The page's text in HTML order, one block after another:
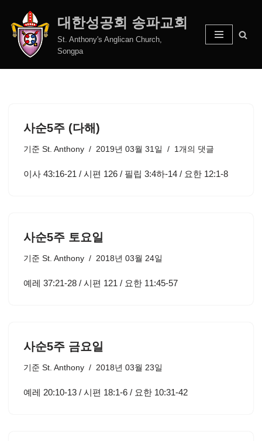
콘
대한성공회 송파교회
St. Anthony's Anglican Church,
Songpa
사순5주 (다해)
기준 St. Anthony 2019년 03월 31일 1개의 댓글
이사 43:16-21 / 시편 126 / 필립 3:4하-14 / 요한 12:1-8
사순5주 토요일
기준 St. Anthony 2018년 03월 24일
예레 37:21-28 / 시편 121 / 요한 11:45-57
사순5주 금요일
기준 St. Anthony 2018년 03월 23일
예레 20:10-13 / 시편 18:1-6 / 요한 10:31-42